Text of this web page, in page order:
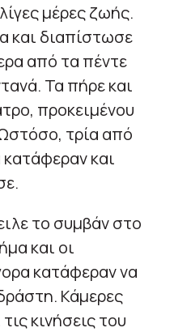
μέρες ζωής.
και διαπίστωσε
από τα πέντε
Τα πήρε και
προκειμένου
τρία από
κατάφεραν και
το συμβάν στο
και οι
κατάφεραν να
Κάμερες
κινήσεις του